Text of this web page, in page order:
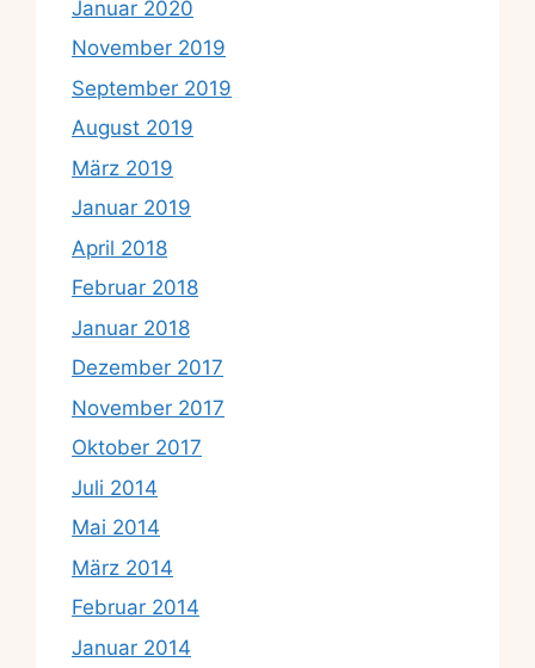
Januar 2020
November 2019
September 2019
August 2019
März 2019
Januar 2019
April 2018
Februar 2018
Januar 2018
Dezember 2017
November 2017
Oktober 2017
Juli 2014
Mai 2014
März 2014
Februar 2014
Januar 2014